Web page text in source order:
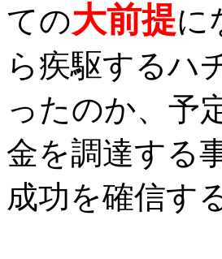
ての大前提に
ら疾駆するハ
ったのか、予
金を調達する
成功を確信す